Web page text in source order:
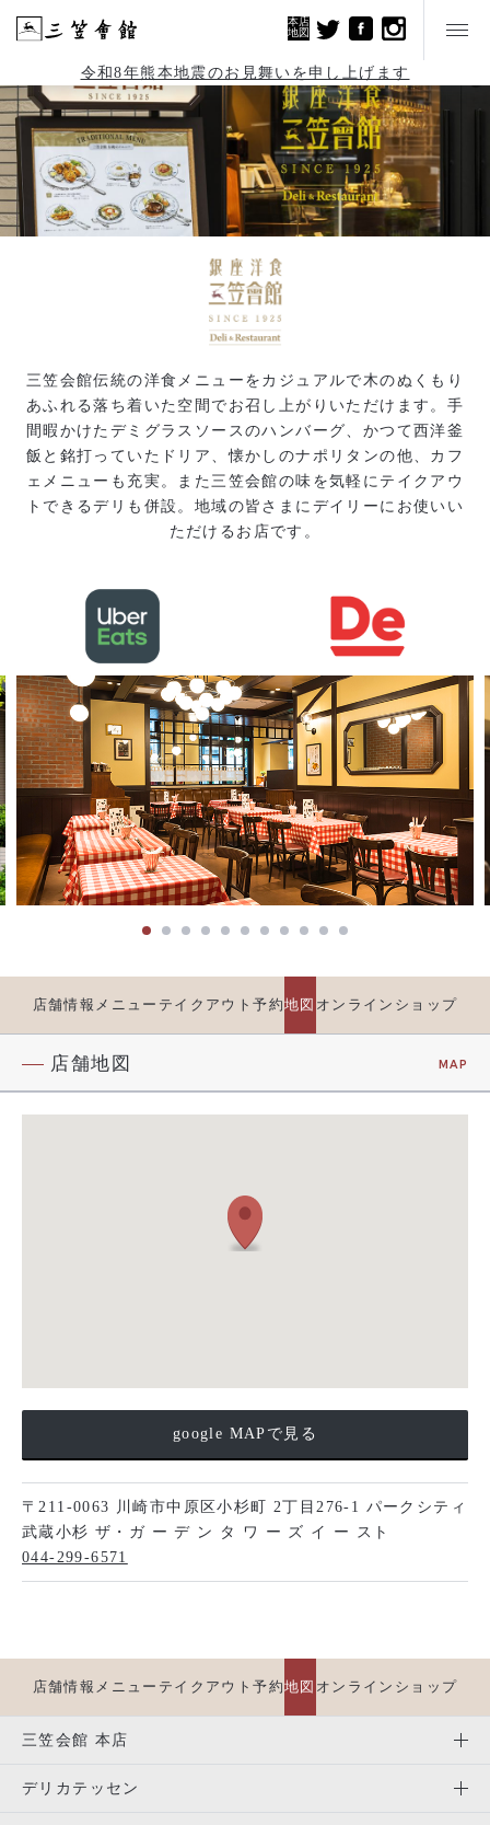
本店
地図
令和8年熊本地震のお見舞いを申し上げます
三笠会館伝統の洋食メニューをカジュアルで木のぬくもり
あふれる落ち着いた空間でお召し上がりいただけます。手
間暇かけたデミグラスソースのハンバーグ、かつて西洋釜
飯と銘打っていたドリア、懐かしのナポリタンの他、カフ
ェメニューも充実。また三笠会館の味を気軽にテイクアウ
トできるデリも併設。地域の皆さまにデイリーにお使いい
ただけるお店です。
店舗情報 メニュー テイクアウト予約地図 オンラインショップ
店舗地図 MAP
google MAPで見る
〒211-0063 川崎市中原区小杉町 2丁目276-1 パークシティ
武蔵小杉 ザ・ガ ー デ ン タ ワ ー ズ イ ー スト
044-299-6571
店舗情報 メニュー テイクアウト予約地図 オンラインショップ
三笠会館 本店
デリカテッセン